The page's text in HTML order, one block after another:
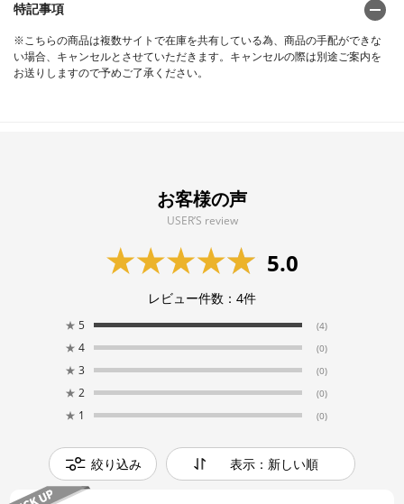
特記事項
※こちらの商品は複数サイトで在庫を共有している為、商品の手配ができな
い場合、キャンセルとさせていただきます。キャンセルの際は別途ご案内を
お送りしますので予めご了承ください。
お客様の声
USER’S review
5.0
レビュー件数： 4件
★ 5 (4)
★ 4 (0)
★ 3 (0)
★ 2 (0)
★ 1 (0)
絞り込み 表示：新しい順